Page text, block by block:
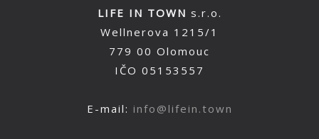
LIFE IN TOWN s.r.o.
Wellnerova 1215/1
779 00 Olomouc
IČO 05153557
E-mail: info@lifein.town